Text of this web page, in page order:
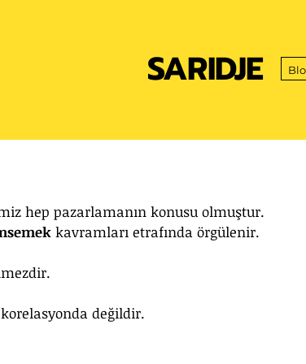
SARIDJE
hep pazarlamanın konusu olmuştur.
kavramları etrafında örgülenir.
değildir.